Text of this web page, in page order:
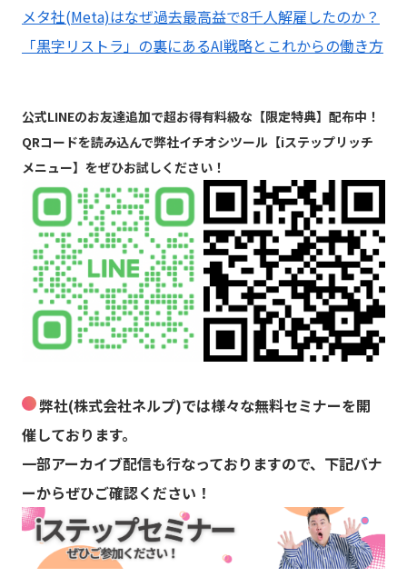
メタ社(Meta)はなぜ過去最高益で8千人解雇したのか？
「黒字リストラ」の裏にあるAI戦略とこれからの働き方
公式LINEのお友達追加で超お得有料級な【限定特典】配布中！
QRコードを読み込んで弊社イチオシツール【iステップリッチ
メニュー】をぜひお試しください！
弊社(株式会社ネルプ)では様々な無料セミナーを開
催しております。
一部アーカイブ配信も行なっておりますので、下記バナ
ーからぜひご確認ください！